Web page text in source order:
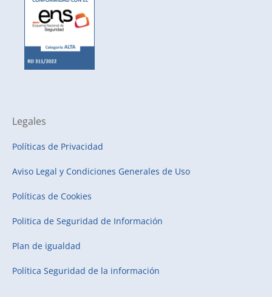
Legales
Políticas de Privacidad
Aviso Legal y Condiciones Generales de Uso
Políticas de Cookies
Politica de Seguridad de Información
Plan de igualdad
Política Seguridad de la información